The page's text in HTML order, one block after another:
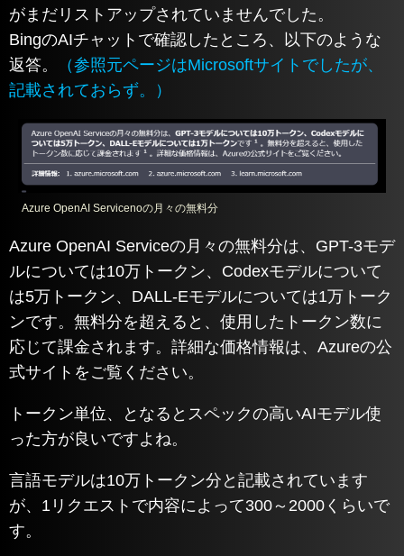
がまだリストアップされていませんでした。
BingのAIチャットで確認したところ、以下のような
返答。
（参照元ページはMicrosoftサイトでしたが、
記載されておらず。）
Azure OpenAI Servicenoの月々の無料分
Azure OpenAI Serviceの月々の無料分は、GPT-3モデ
ルについては10万トークン、Codexモデルについて
は5万トークン、DALL-Eモデルについては1万トーク
ンです。無料分を超えると、使用したトークン数に
応じて課金されます。詳細な価格情報は、Azureの公
式サイトをご覧ください。
トークン単位、となるとスペックの高いAIモデル使
った方が良いですよね。
言語モデルは10万トークン分と記載されています
が、1リクエストで内容によって300～2000くらいで
す。